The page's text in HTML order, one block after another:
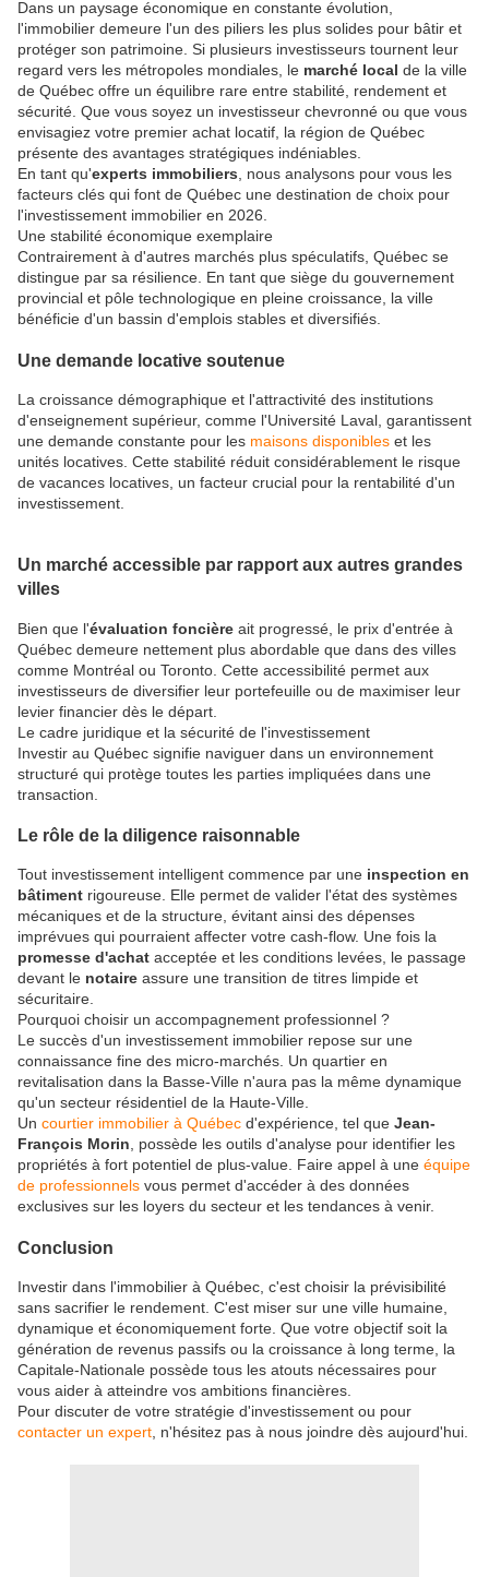
Dans un paysage économique en constante évolution,
l'immobilier demeure l'un des piliers les plus solides pour bâtir et
protéger son patrimoine. Si plusieurs investisseurs tournent leur
regard vers les métropoles mondiales, le marché local de la ville
de Québec offre un équilibre rare entre stabilité, rendement et
sécurité. Que vous soyez un investisseur chevronné ou que vous
envisagiez votre premier achat locatif, la région de Québec
présente des avantages stratégiques indéniables.
En tant qu'experts immobiliers , nous analysons pour vous les
facteurs clés qui font de Québec une destination de choix pour
l'investissement immobilier en 2026.
Une stabilité économique exemplaire
Contrairement à d'autres marchés plus spéculatifs, Québec se
distingue par sa résilience. En tant que siège du gouvernement
provincial et pôle technologique en pleine croissance, la ville
bénéficie d'un bassin d'emplois stables et diversifiés.
Une demande locative soutenue
La croissance démographique et l'attractivité des institutions
d'enseignement supérieur, comme l'Université Laval, garantissent
une demande constante pour les maisons disponibles et les
unités locatives. Cette stabilité réduit considérablement le risque
de vacances locatives, un facteur crucial pour la rentabilité d'un
investissement.
Un marché accessible par rapport aux autres grandes
villes
Bien que l'évaluation foncière ait progressé, le prix d'entrée à
Québec demeure nettement plus abordable que dans des villes
comme Montréal ou Toronto. Cette accessibilité permet aux
investisseurs de diversifier leur portefeuille ou de maximiser leur
levier financier dès le départ.
Le cadre juridique et la sécurité de l'investissement
Investir au Québec signifie naviguer dans un environnement
structuré qui protège toutes les parties impliquées dans une
transaction.
Le rôle de la diligence raisonnable
Tout investissement intelligent commence par une inspection en
bâtiment rigoureuse. Elle permet de valider l'état des systèmes
mécaniques et de la structure, évitant ainsi des dépenses
imprévues qui pourraient affecter votre cash-flow. Une fois la
promesse d'achat acceptée et les conditions levées, le passage
devant le notaire assure une transition de titres limpide et
sécuritaire.
Pourquoi choisir un accompagnement professionnel ?
Le succès d'un investissement immobilier repose sur une
connaissance fine des micro-marchés. Un quartier en
revitalisation dans la Basse-Ville n'aura pas la même dynamique
qu'un secteur résidentiel de la Haute-Ville.
Un courtier immobilier à Québec d'expérience, tel que Jean-
François Morin, possède les outils d'analyse pour identifier les
propriétés à fort potentiel de plus-value. Faire appel à une équipe
de professionnels vous permet d'accéder à des données
exclusives sur les loyers du secteur et les tendances à venir.
Conclusion
Investir dans l'immobilier à Québec, c'est choisir la prévisibilité
sans sacrifier le rendement. C'est miser sur une ville humaine,
dynamique et économiquement forte. Que votre objectif soit la
génération de revenus passifs ou la croissance à long terme, la
Capitale-Nationale possède tous les atouts nécessaires pour
vous aider à atteindre vos ambitions financières.
Pour discuter de votre stratégie d'investissement ou pour
contacter un expert , n'hésitez pas à nous joindre dès aujourd'hui.